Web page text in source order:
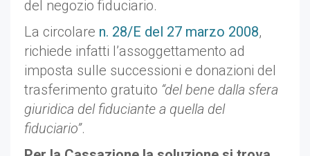
del negozio fiduciario.
La circolare n. 28/E del 27 marzo 2008,
richiede infatti l’assoggettamento ad
imposta sulle successioni e donazioni del
trasferimento gratuito “del bene dalla sfera
giuridica del fiduciante a quella del
fiduciario”.